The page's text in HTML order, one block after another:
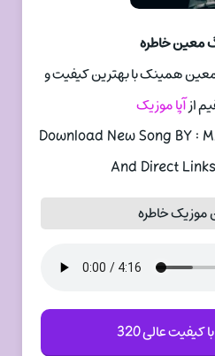
معین خاطره
همینک با بهترین کیفیت و
ازآپا موزیک
Download New Song BY :
And Direct
موزیک خاطره
کیفیت عالی 320